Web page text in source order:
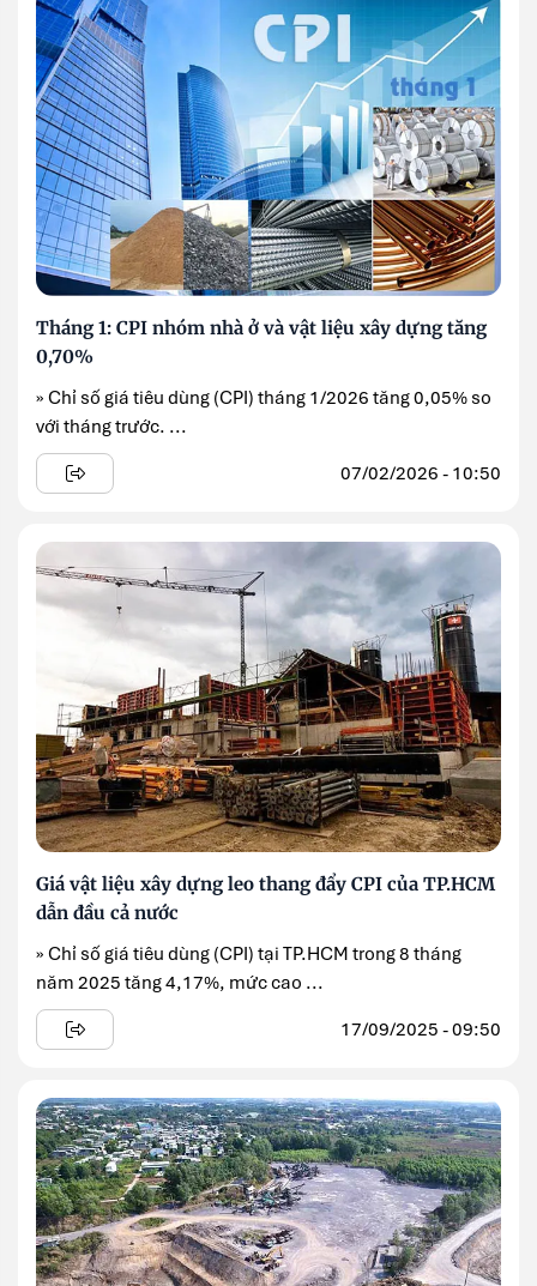
Tháng 1: CPI nhóm nhà ở và vật liệu xây dựng tăng
0,70%
» Chỉ số giá tiêu dùng (CPI) tháng 1/2026 tăng 0,05% so
với tháng trước. ...
07/02/2026 - 10:50
Giá vật liệu xây dựng leo thang đẩy CPI của TP.HCM
dẫn đầu cả nước
» Chỉ số giá tiêu dùng (CPI) tại TP.HCM trong 8 tháng
năm 2025 tăng 4,17%, mức cao ...
17/09/2025 - 09:50